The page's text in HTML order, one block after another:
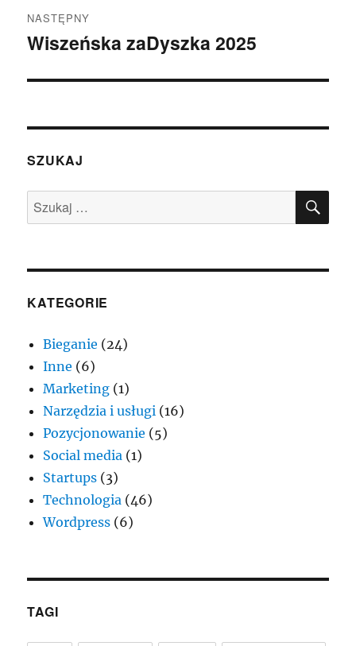
NASTĘPNY
Następny
Wiszeńska zaDyszka 2025
SZUKAJ
Szukaj:
KATEGORIE
Bieganie (24)
Inne (6)
Marketing (1)
Narzędzia i usługi (16)
Pozycjonowanie (5)
Social media (1)
Startups (3)
Technologia (46)
Wordpress (6)
TAGI